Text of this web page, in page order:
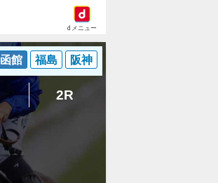
dメニュー
函館 福島 阪神
2R